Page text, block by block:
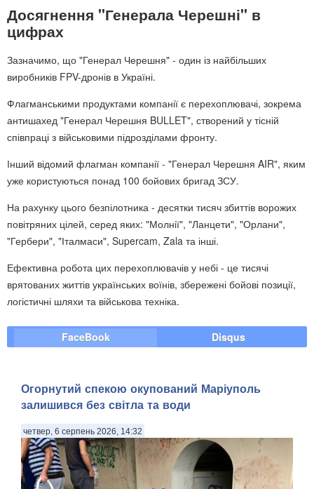
Досягнення "Генерала Черешні" в
цифрах
Зазначимо, що "Генерал Черешня" - один із найбільших
виробників FPV-дронів в Україні.
Флагманськими продуктами компанії є перехоплювачі, зокрема
антишахед "Генерал Черешня BULLET", створений у тісній
співпраці з військовими підрозділами фронту.
Інший відомий флагман компанії - "Генерал Черешня AIR", яким
уже користуються понад 100 бойових бригад ЗСУ.
На рахунку цього безпілотника - десятки тисяч збиттів ворожих
повітряних цілей, серед яких: "Молнії", "Ланцети", "Орлани",
"Гербери", "Італмаси", Supercam, Zala та інші.
Ефективна робота цих перехоплювачів у небі - це тисячі
врятованих життів українських воїнів, збережені бойові позиції,
логістичні шляхи та військова техніка.
FaceBook Disqus
Огорнутий спекою окупований Маріуполь
залишився без світла та води
четвер, 6 серпень 2026, 14:32